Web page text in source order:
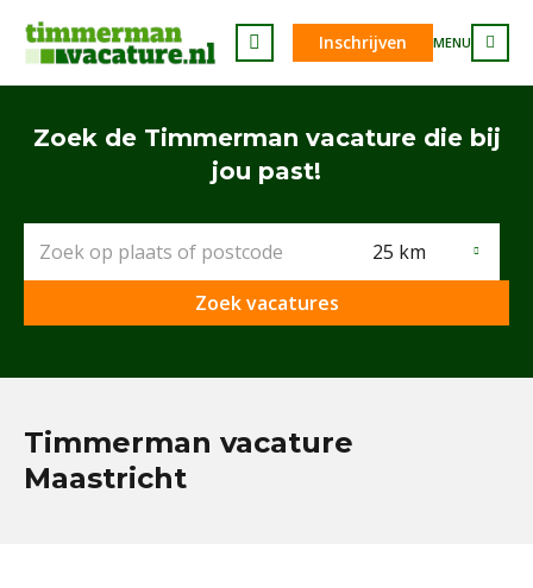
Inschrijven MENU
Zoek de Timmerman vacature die bij
jou past!
25 km
Zoek vacatures
Timmerman vacature
Maastricht